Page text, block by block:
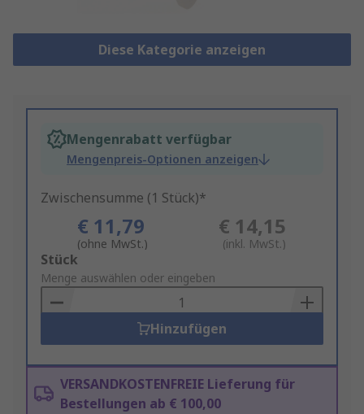
Diese Kategorie anzeigen
Mengenrabatt verfügbar
Mengenpreis-Optionen anzeigen
Zwischensumme (1 Stück)*
€ 11,79
(ohne MwSt.)
€ 14,15
(inkl. MwSt.)
Add
to
Basket
Stück
Menge auswählen oder eingeben
Hinzufügen
VERSANDKOSTENFREIE Lieferung für
Bestellungen ab € 100,00